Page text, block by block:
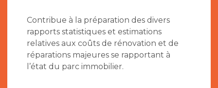
Contribue à la préparation des divers
rapports statistiques et estimations
relatives aux coûts de rénovation et de
réparations majeures se rapportant à
l’état du parc immobilier.